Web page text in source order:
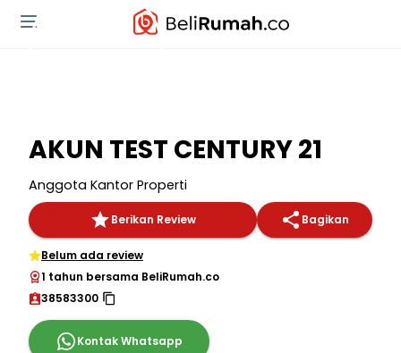
AKUN TEST CENTURY 21
Anggota Kantor Properti
Berikan Review Bagikan
Belum ada review
1 tahun bersama BeliRumah.co
38583300
Kontak Whatsapp